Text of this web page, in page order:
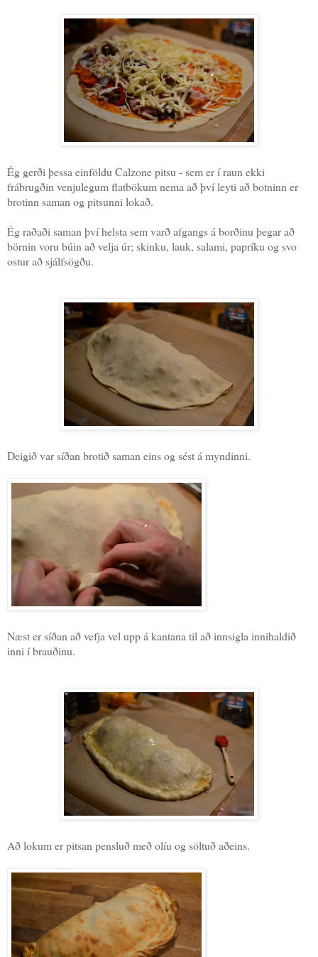
Ég gerði þessa einföldu Calzone pitsu - sem er í raun ekki
frábrugðin venjulegum flatbökum nema að því leyti að botninn er
brotinn saman og pitsunni lokað.
Ég raðaði saman því helsta sem varð afgangs á borðinu þegar að
börnin voru búin að velja úr; skinku, lauk, salami, papríku og svo
ostur að sjálfsögðu.
Deigið var síðan brotið saman eins og sést á myndinni.
Næst er síðan að vefja vel upp á kantana til að innsigla innihaldið
inni í brauðinu.
Að lokum er pitsan pensluð með olíu og söltuð aðeins.